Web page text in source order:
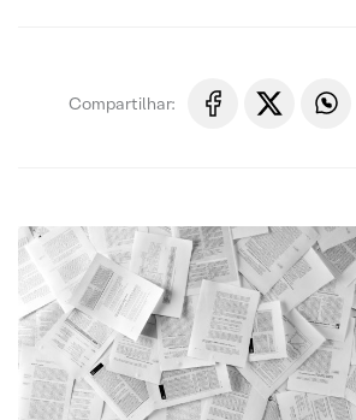
Compartilhar: